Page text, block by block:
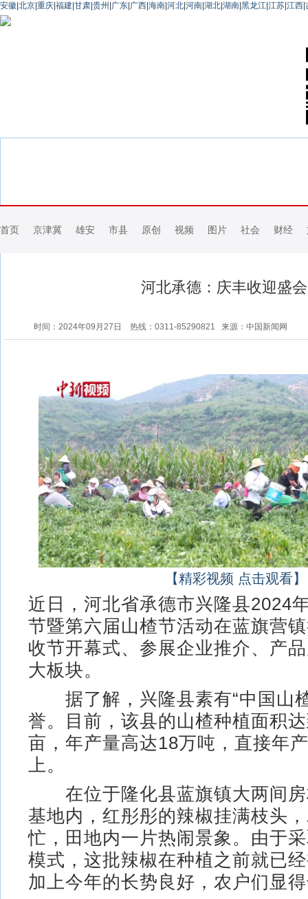
安徽 北京 重庆 福建 甘肃 贵州 广东 广西 海南 河北 河南 湖北 湖南 黑龙江 江苏 江西
首页 京津冀 雄安 市县 原创 视频 图片 社会 财经
河北承德：庆丰收迎盛会
时间：2024年09月27日 热线：0311-85290821 来源：中国新闻网
【精彩视频 点击观看】
近日，河北省承德市兴隆县2024
节暨第六届山楂节活动在蓝旗营
收节开幕式、参展企业推介、产
大板块。
据了解，兴隆县素有“中国山
誉。目前，该县的山楂种植面积
亩，年产量高达18万吨，直接年
上。
在位于隆化县蓝旗镇大两间房
基地内，红彤彤的辣椒挂满枝头
忙，田地内一片热闹景象。由于
模式，这批辣椒在种植之前就已
加上今年的长势良好，农户们显